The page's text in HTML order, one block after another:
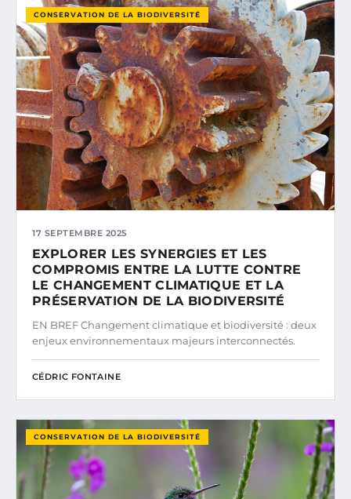
CONSERVATION DE LA BIODIVERSITÉ
17 SEPTEMBRE 2025
EXPLORER LES SYNERGIES ET LES
COMPROMIS ENTRE LA LUTTE CONTRE
LE CHANGEMENT CLIMATIQUE ET LA
PRÉSERVATION DE LA BIODIVERSITÉ
EN BREF Changement climatique et biodiversité : deux
enjeux environnementaux majeurs interconnectés.
CÉDRIC FONTAINE
CONSERVATION DE LA BIODIVERSITÉ